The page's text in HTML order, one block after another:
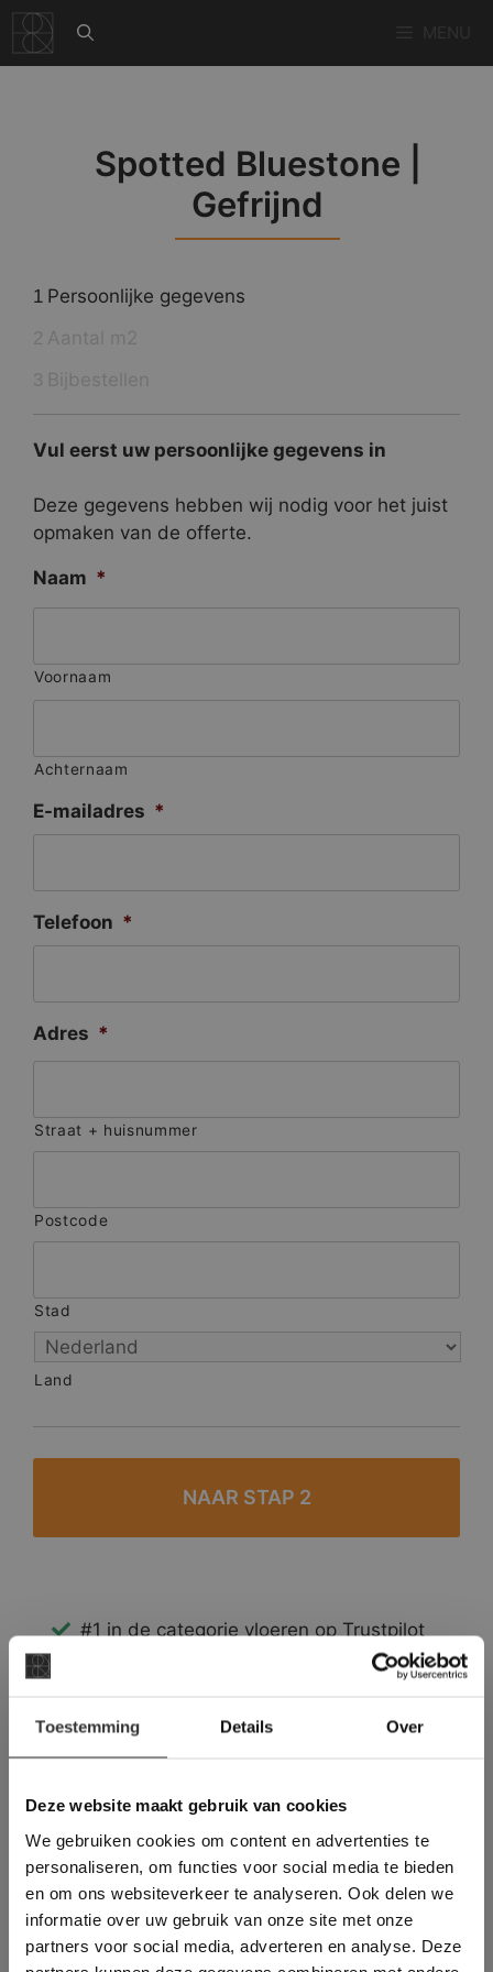
Toestemming Details Over
Deze website maakt gebruik van cookies
We gebruiken cookies om content en advertenties te
personaliseren, om functies voor social media te bieden
en om ons websiteverkeer te analyseren. Ook delen we
informatie over uw gebruik van onze site met onze
partners voor social media, adverteren en analyse. Deze
naar
de
Spotted Bluestone |
Gefrijnd
1 Persoonlijke gegevens
Vul eerst uw persoonlijke gegevens in
Deze gegevens hebben wij nodig voor het juist
opmaken van de offerte.
Naam *
Voornaam
Achternaam
E-mailadres *
Telefoon *
Adres *
Straat + huisnummer
Postcode
Stad
Land
#1 in de categorie vloeren op Trustpilot
Binnen 24 uur een passende offerte
Meer dan 500 m2 showroom
Deze website maakt
gebruik van cookies.
This Cookie Banner was deleted and is no
longer working. Please contact the website
administrator.
Deze website gebruikt cookies om de
gebruikerservaring te verbeteren. Door
gebruik te maken van onze website geeft u
toestemming voor alle cookies in
overeenstemming met ons cookiebeleid.Lees
verder